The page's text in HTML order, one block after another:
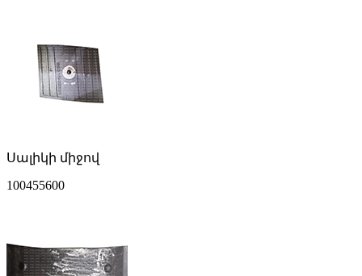
Սալիկի միջով
100455600